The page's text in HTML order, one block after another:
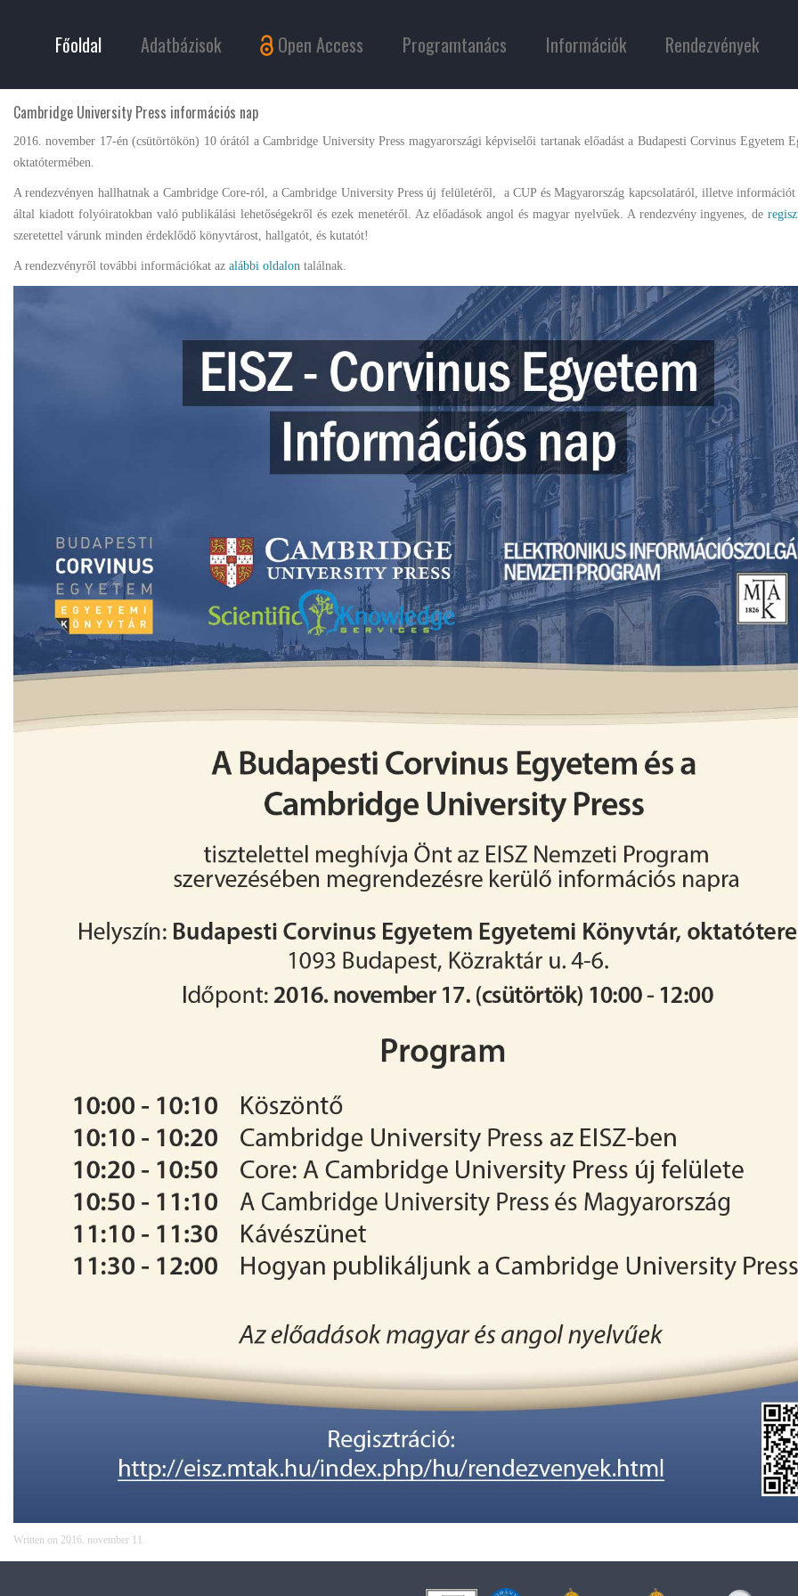
Főoldal Adatbázisok Open Access Programtanács Információk Rendezvények
Cambridge University Press információs nap
2016. november 17-én (csütörtökön) 10 órától a Cambridge University Press magyarországi képviselői tartanak előadást a Budapesti Corvinus Egyetem
oktatótermében.
A rendezvényen hallhatnak a Cambridge Core-ról, a Cambridge University Press új felületéről, a CUP és Magyarország kapcsolatáról, illetve információt
által kiadott folyóiratokban való publikálási lehetőségekről és ezek menetéről. Az előadások angol és magyar nyelvűek. A rendezvény ingyenes, de
szeretettel várunk minden érdeklődő könyvtárost, hallgatót, és kutatót!
A rendezvényről további információkat az alábbi oldalon találnak.
Written on 2016. november 11 .